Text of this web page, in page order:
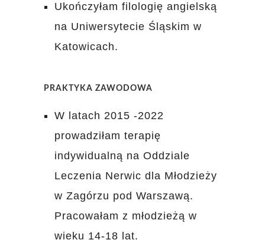
Ukończyłam filologię angielską
na Uniwersytecie Śląskim w
Katowicach.
PRAKTYKA ZAWODOWA
W latach 2015 -2022
prowadziłam terapię
indywidualną na Oddziale
Leczenia Nerwic dla Młodzieży
w Zagórzu pod Warszawą.
Pracowałam z młodzieżą w
wieku 14-18 lat.